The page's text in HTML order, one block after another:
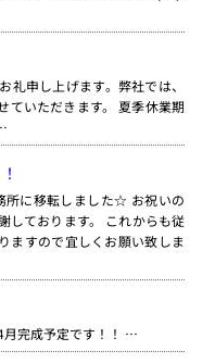
申し上げます。弊社では、
ていただきます。 夏季休業期
所に移転しました☆ お祝いの
しております。 これからも従
ますので宜しくお願い致しま
月完成予定です！！ …